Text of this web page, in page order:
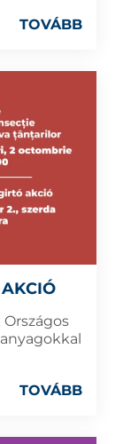
TOVÁBB
TOVÁBB